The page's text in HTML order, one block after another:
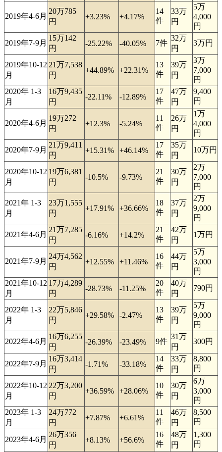
2019年4-6月
20万785
円
+3.23% +4.17%
14
件
33万
円
5万
4,000
円
2019年7-9月
15万142
円
-25.22% -40.05% 7件
32万
円
3万円
2019年10-12
月
21万7,538
円
+44.89% +22.31%
13
件
39万
円
3万
7,000
円
2020年 1-3
月
16万9,435
円
-22.11% -12.89%
17
件
47万
円
9,400
円
2020年4-6月
19万272
円
+12.3% -5.24%
11
件
26万
円
1万
4,000
円
2020年7-9月
21万9,411
円
+15.31% +46.14%
17
件
35万
円
10万円
2020年10-12
月
19万6,381
円
-10.5% -9.73%
21
件
30万
円
2万
7,000
円
2021年 1-3
月
23万1,555
円
+17.91% +36.66%
18
件
37万
円
2万
9,000
円
2021年4-6月
21万7,285
円
-6.16% +14.2%
21
件
42万
円
1万円
2021年7-9月
24万4,562
円
+12.55% +11.46%
16
件
44万
円
5万
3,000
円
2021年10-12
月
17万4,289
円
-28.73% -11.25%
20
件
40万
円
790円
2022年 1-3
月
22万5,846
円
+29.58% -2.47%
13
件
39万
円
5万
9,000
円
2022年4-6月
16万6,255
円
-26.39% -23.49% 9件
31万
円
300円
2022年7-9月
16万3,414
円
-1.71% -33.18%
14
件
33万
円
8,800
円
2022年10-12
月
22万3,200
円
+36.59% +28.06%
10
件
30万
円
6万
3,000
円
2023年 1-3
月
24万772
円
+7.87% +6.61%
11
件
46万
円
8,500
円
2023年4-6月
26万356
円
+8.13% +56.6%
16
件
48万
円
1,300
円